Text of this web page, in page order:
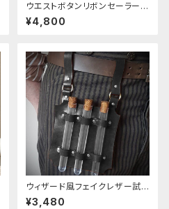
ウエストボタンリボンセーラーワ
ンピース
¥4,800
ウィザード風フェイクレザー試
験管ホルダー
¥3,480